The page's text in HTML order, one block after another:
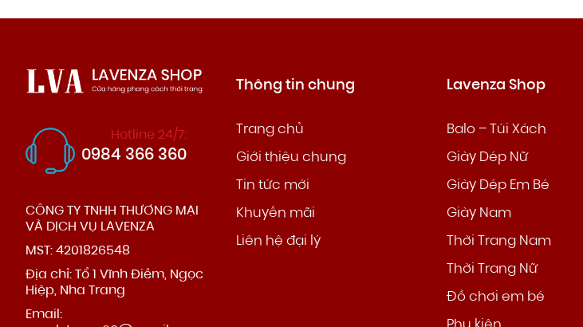
Hotline 24/7:
0984 366 360
CÔNG TY TNHH THƯƠNG MẠI
VÀ DỊCH VỤ LAVENZA
MST: 4201826548
Địa chỉ: Tổ 1 Vĩnh Điềm, Ngọc
Hiệp, Nha Trang
Email:
Thông tin chung
Trang chủ
Giới thiệu chung
Tin tức mới
Khuyến mãi
Liên hệ đại lý
Lavenza Shop
Balo – Túi Xách
Giày Dép Nữ
Giày Dép Em Bé
Giày Nam
Thời Trang Nam
Thời Trang Nữ
Đồ chơi em bé